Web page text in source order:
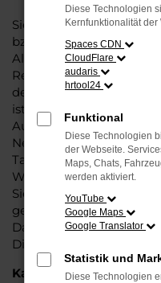
Sie möchten in
bzw. mobil bleiben.
Allspace, denn dieses
Reihe an Vorzügen. Da
des Herstellers. Ein VW
ist perfekt verarbeitet
Auf diese Weise
Neuwagen als auch
Tageszulassung als
Wenn Sie sich für
Sie einen erheblichen
genießen zudem einen
Das beginnt bei der
Dienstleistungen
Kategorie
Diese Technologien
Kernfunktionalität
Spaces CDN
CloudFlare
audaris
hrtool24
Funktional
Diese Technologien
der Webseite.
Maps, Chats,
werden aktiviert.
YouTube
Google Maps
Google Translator
Statistik und
Diese Technologien